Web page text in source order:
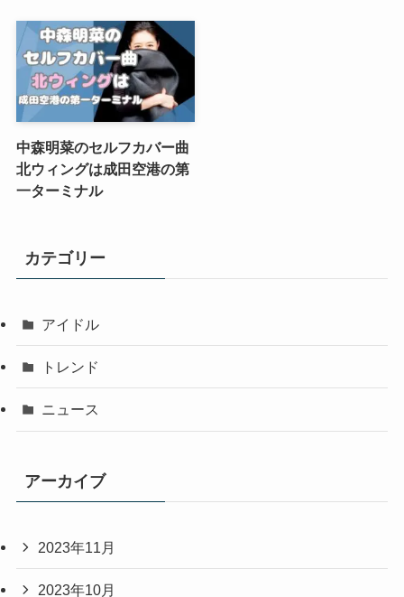
中森明菜のセルフカバー曲
北ウィングは成田空港の第
一ターミナル
カテゴリー
アイドル
トレンド
ニュース
アーカイブ
2023年11月
2023年10月